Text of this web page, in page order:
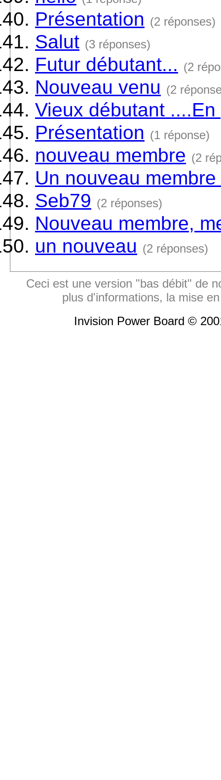
Présentation (2 réponses)
Salut (3 réponses)
Futur débutant... (2
Nouveau venu (2
Vieux débutant
Présentation (1 réponse)
nouveau membre (2
Un nouveau membre
Seb79 (2 réponses)
Nouveau membre,
un nouveau (2 réponses)
Ceci est une version "bas débit" de
plus d'informations, la mise
Invision Power Board ©